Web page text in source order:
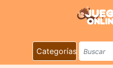
Categorías